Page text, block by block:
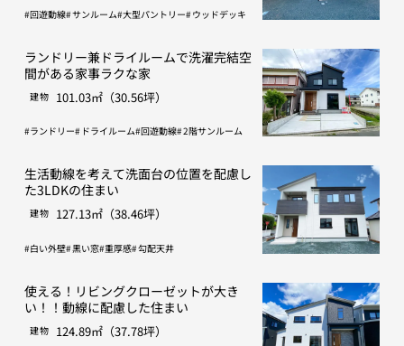
回遊動線 サンルーム 大型パントリー ウッドデッキ
ランドリー兼ドライルームで洗濯完結空
間がある家事ラクな家
建物 101.03㎡（30.56坪）
ランドリー ドライルーム 回遊動線 2階サンルーム
生活動線を考えて洗面台の位置を配慮し
た3LDKの住まい
建物 127.13㎡（38.46坪）
白い外壁 黒い窓 重厚感 勾配天井
使える！リビングクローゼットが大き
い！！動線に配慮した住まい
建物 124.89㎡（37.78坪）